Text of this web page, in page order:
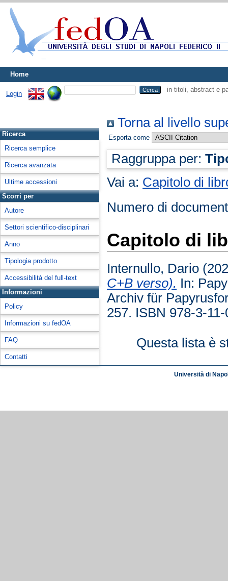
Home
Login
in titoli, abstract e
Ricerca
Ricerca semplice
Ricerca avanzata
Ultime accessioni
Scorri per
Autore
Settori scientifico-disciplinari
Anno
Tipologia prodotto
Accessibilità del full-text
Informazioni
Policy
Informazioni su fedOA
FAQ
Contatti
Torna al livello
Esporta come
Raggruppa per:
Vai a: Capitolo di
Numero di
Capitolo di
Internullo, Dario
C+B verso). In:
Archiv für
257. ISBN 978-3-
Questa lista è
Università di